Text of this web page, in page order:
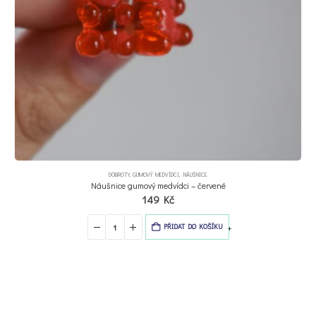
DOBROTY, GUMOVÝ MEDVÍDCI, NÁUŠNICE
Náušnice gumový medvídci – červené
149 Kč
PŘIDAT DO KOŠÍKU
- +